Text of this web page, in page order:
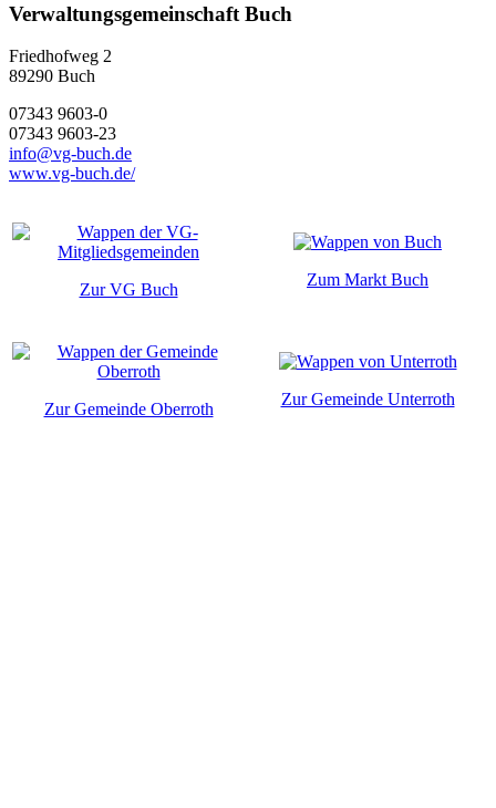
Verwaltungsgemeinschaft Buch
Friedhofweg 2
89290 Buch
07343 9603-0
07343 9603-23
info@vg-buch.de
www.vg-buch.de/
Zur VG Buch
Zum Markt Buch
Zur Gemeinde Oberroth
Zur Gemeinde Unterroth